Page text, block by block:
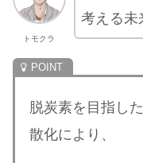
トモクラ
考える未
脱炭素を目指し
散化により、